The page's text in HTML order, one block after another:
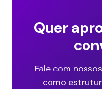
Quer
Fale com
como